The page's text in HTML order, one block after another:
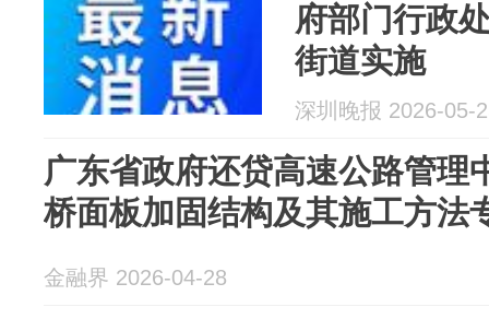
府部门行政
街道实施
深圳晚报 2026-05-
广东省政府还贷高速公路管理
桥面板加固结构及其施工方法
金融界 2026-04-28